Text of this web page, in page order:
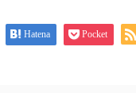
Hatena Pocket